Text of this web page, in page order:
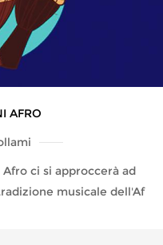
AFRO
ci si approccerà ad
musicale dell'Af